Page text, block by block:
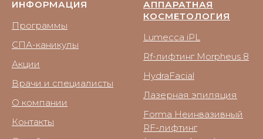
ИНФОРМАЦИЯ
Программы
СПА-каникулы
Акции
Врачи и специалисты
О компании
Контакты
АППАРАТНАЯ
КОСМЕТОЛОГИЯ
Lumecca iPL
Rf-лифтинг Morpheus 8
HydraFacial
Лазерная эпиляция
Forma Неинвазивный
RF-лифтинг